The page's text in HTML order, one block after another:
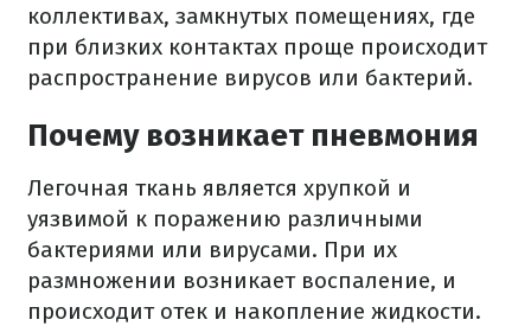
коллективах, замкнутых помещениях, где
при близких контактах проще происходит
распространение вирусов или бактерий.
Почему возникает пневмония
Легочная ткань является хрупкой и
уязвимой к поражению различными
бактериями или вирусами. При их
размножении возникает воспаление, и
происходит отек и накопление жидкости.